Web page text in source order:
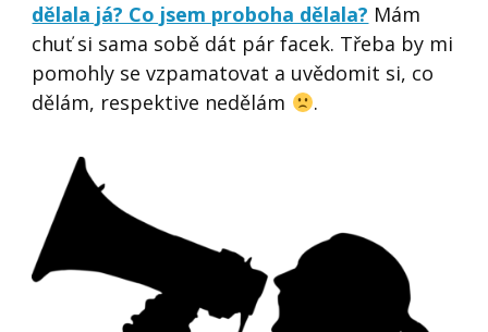
dělala já? Co jsem proboha dělala? Mám
chuť si sama sobě dát pár facek. Třeba by mi
pomohly se vzpamatovat a uvědomit si, co
dělám, respektive nedělám
.